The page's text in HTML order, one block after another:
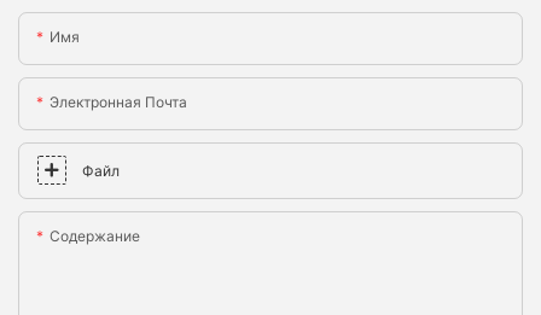
Имя
Электронная Почта
Файл
Содержание